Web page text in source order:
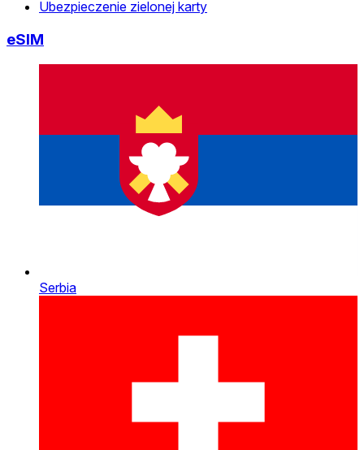
Ubezpieczenie zielonej karty
eSIM
Serbia